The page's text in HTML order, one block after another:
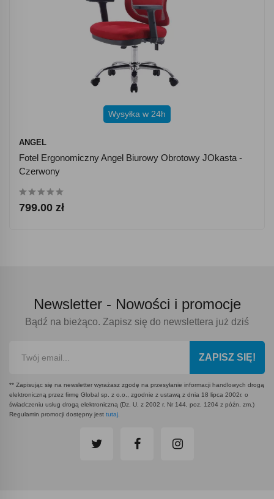
Wysyłka w 24h
ANGEL
Fotel Ergonomiczny Angel Biurowy Obrotowy JOkasta -
Czerwony
799.00 zł
Newsletter - Nowości i promocje
Bądź na bieżąco. Zapisz się do newslettera już dziś
ZAPISZ SIĘ!
** Zapisując się na newsletter wyrażasz zgodę na przesyłanie informacji handlowych drogą
elektroniczną przez firmę Global sp. z o.o., zgodnie z ustawą z dnia 18 lipca 2002r. o
świadczeniu usług drogą elektroniczną (Dz. U. z 2002 r. Nr 144, poz. 1204 z późn. zm.)
Regulamin promocji dostępny jest tutaj